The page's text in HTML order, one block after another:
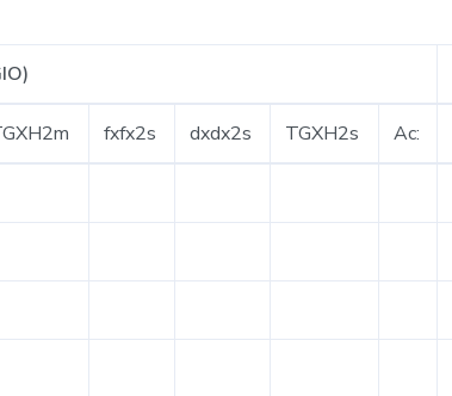
fxfx2s dxdx2s TGXH2s Ac: